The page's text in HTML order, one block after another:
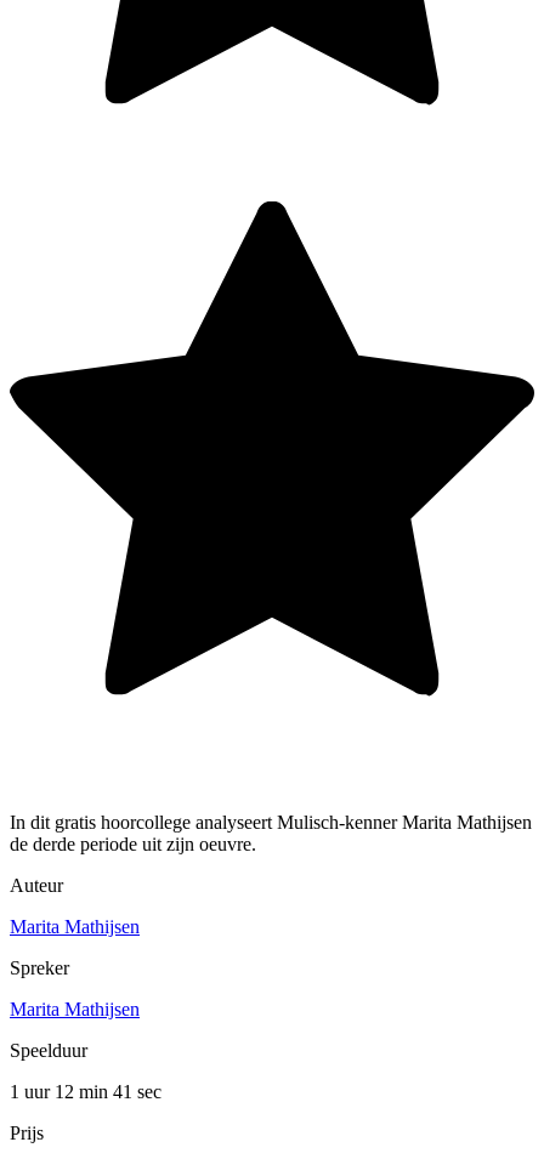
In dit gratis hoorcollege analyseert Mulisch-kenner Marita Mathijsen
de derde periode uit zijn oeuvre.
Auteur
Marita Mathijsen
Spreker
Marita Mathijsen
Speelduur
1 uur 12 min 41 sec
Prijs